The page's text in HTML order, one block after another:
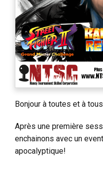
Bonjour à toutes et à
Après une première
enchainons avec un
apocalyptique!